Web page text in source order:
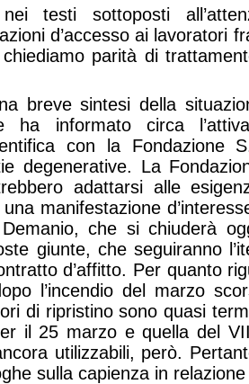
testi sottoposti
d’accesso ai lavoratori
parità di
breve sintesi della
ha informato circa
con la Fondazione
degenerative. La
adattarsi alle
manifestazione
che si chiuderà
giunte, che seguiranno
d’affitto. Per quanto
l’incendio del marzo
di ripristino sono quasi
il 25 marzo e quella del
utilizzabili, però.
sulla capienza in